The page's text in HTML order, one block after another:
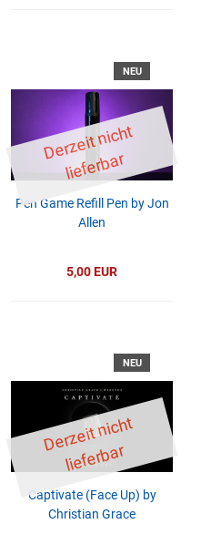
D
er
z
eit
ni
c
ht
li
ef
er
b
ar
NEU
Pen Game Refill Pen by Jon
Allen
5,00 EUR
D
er
z
eit
ni
c
ht
li
ef
er
b
ar
NEU
Captivate (Face Up) by
Christian Grace